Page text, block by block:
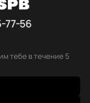
77-56
тебе в течение 5